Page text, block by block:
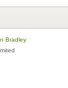
Bradley